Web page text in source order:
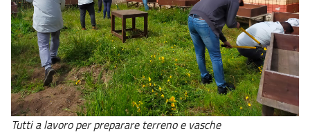
Tutti a lavoro per preparare terreno e vasche